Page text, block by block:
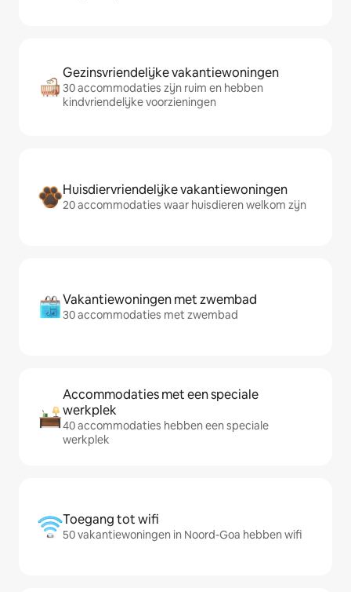
Gezinsvriendelijke vakantiewoningen
30 accommodaties zijn ruim en hebben
kindvriendelijke voorzieningen
Huisdiervriendelijke vakantiewoningen
20 accommodaties waar huisdieren welkom zijn
Vakantiewoningen met zwembad
30 accommodaties met zwembad
Accommodaties met een speciale
werkplek
40 accommodaties hebben een speciale
werkplek
Toegang tot wifi
50 vakantiewoningen in Noord-Goa hebben wifi